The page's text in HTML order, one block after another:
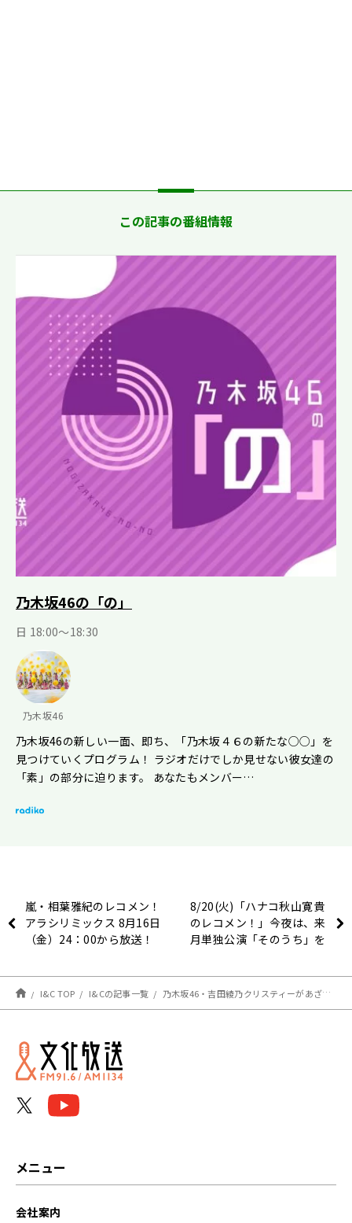
この記事の番組情報
乃木坂46の「の」
日 18:00～18:30
乃木坂46
乃木坂46の新しい一面、即ち、「乃木坂４６の新たな○○」を
見つけていくプログラム！ ラジオだけでしか見せない彼女達の
「素」の部分に迫ります。 あなたもメンバー…
嵐・相葉雅紀のレコメン！
アラシリミックス 8月16日
（金）24：00から放送！
8/20(火)「ハナコ秋山寛貴
のレコメン！」今夜は、来
月単独公演「そのうち」を
I&C TOP I&Cの記事一覧 乃木坂46・吉田綾乃クリスティーがあざとさを感じる乃木坂メンバーは？
メニュー
会社案内